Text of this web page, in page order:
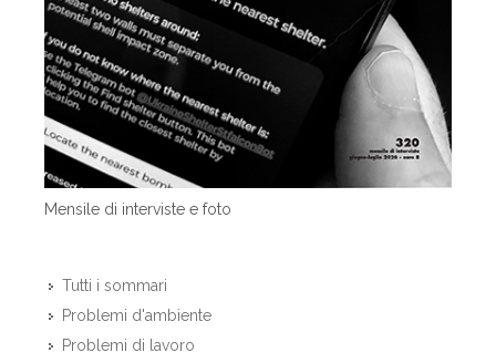
Mensile di interviste e foto
Tutti i sommari
Problemi d'ambiente
Problemi di lavoro